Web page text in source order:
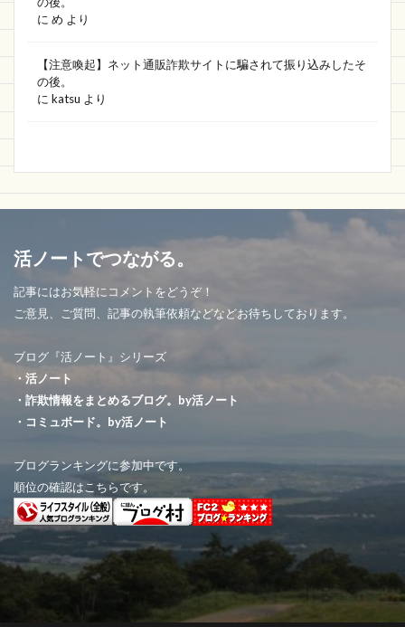
に め より
【注意喚起】ネット通販詐欺サイトに騙されて振り込みしたそ
の後。
に katsu より
活ノートでつながる。
記事にはお気軽にコメントをどうぞ！
ご意見、ご質問、記事の執筆依頼などなどお待ちしております。
ブログ『活ノート』シリーズ
・活ノート
・詐欺情報をまとめるブログ。by活ノート
・コミュボード。by活ノート
ブログランキングに参加中です。
順位の確認はこちらです。